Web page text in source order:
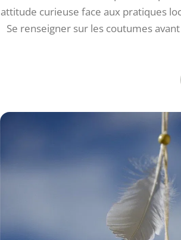
attitude curieuse face aux pratiques
Se renseigner sur les coutumes